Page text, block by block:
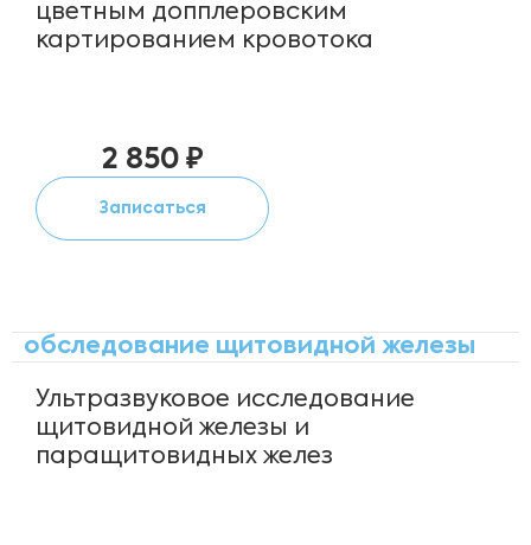
цветным допплеровским
картированием кровотока
2 850 ₽
Записаться
обследование щитовидной железы
Ультразвуковое исследование
щитовидной железы и
паращитовидных желез